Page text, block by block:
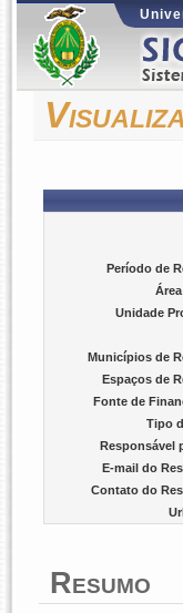
Período de
Unidade
Municípios de
Espaços de
Fonte de
Tipo
Responsável
E-mail do
Contato do
Resumo